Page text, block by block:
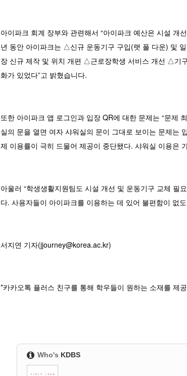
아이파크 회계 장부와 관련해서 “아이파크 예산은 시설 개
년 동안 아이파크는 △신규 운동기구 구입(랫 풀 다운) 및
장 신규 제작 및 위치 개편 △근로장학생 서비스 개선 △기
화가 있었다”고 밝혔습니다.
또한 아이파크 앱 로그인과 입장 QR에 대한 문제는 “문제
실의 문을 열면 여자 샤워실의 문이 그대로 보이는 문제는
제 이용률이 극히 드물어 제공이 중단됐다. 샤워실 이용은
아울러 “학생생활지원팀도 시설 개선 및 운동기구 교체 필
다. 사용자들이 아이파크를 이용하는 데 있어 불편함이 없
서지연 기자(jjourney@korea.ac.kr)
*카카오톡 플러스 친구를 통해 학우들이 원하는 소재를 제
Who's KDBS